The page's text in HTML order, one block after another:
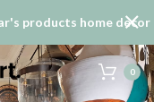
0
products home decor